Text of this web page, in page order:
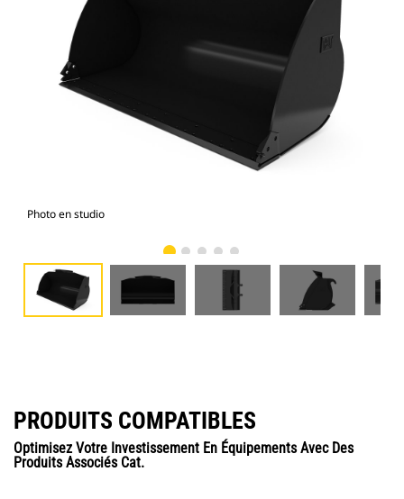
Photo en studio
PRODUITS COMPATIBLES
Optimisez Votre Investissement En Équipements Avec Des
Produits Associés Cat.